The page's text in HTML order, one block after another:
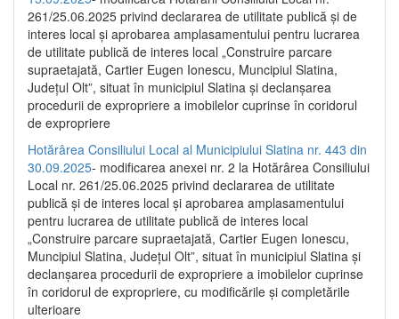
261/25.06.2025 privind declararea de utilitate publică și de
interes local și aprobarea amplasamentului pentru lucrarea
de utilitate publică de interes local „Construire parcare
supraetajată, Cartier Eugen Ionescu, Muncipiul Slatina,
Județul Olt”, situat în municipiul Slatina și declanșarea
procedurii de expropriere a imobilelor cuprinse în coridorul
de expropriere
Hotărârea Consiliului Local al Municipiului Slatina nr. 443 din
30.09.2025- modificarea anexei nr. 2 la Hotărârea Consiliului
Local nr. 261/25.06.2025 privind declararea de utilitate
publică şi de interes local şi aprobarea amplasamentului
pentru lucrarea de utilitate publică de interes local
„Construire parcare supraetajată, Cartier Eugen Ionescu,
Muncipiul Slatina, Judeţul Olt”, situat în municipiul Slatina şi
declanşarea procedurii de expropriere a imobilelor cuprinse
în coridorul de expropriere, cu modificările şi completările
ulterioare